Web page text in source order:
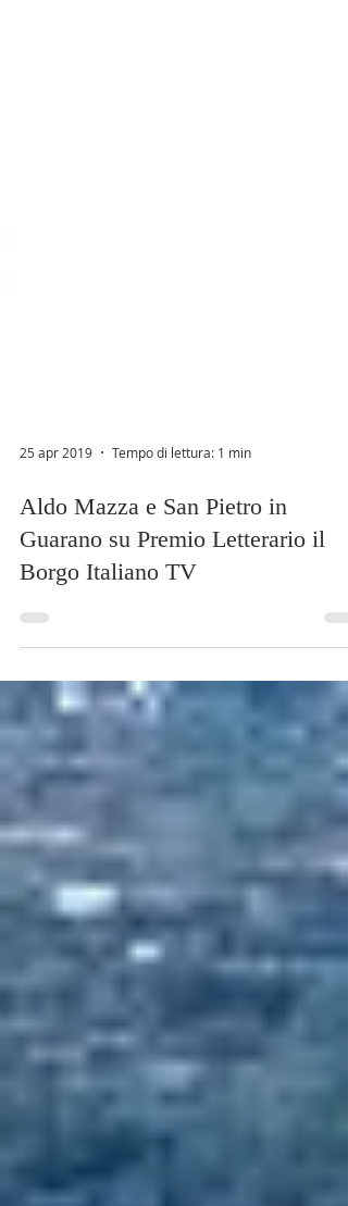
25 apr 2019 Tempo di lettura: 1 min
Aldo Mazza e San Pietro in
Guarano su Premio Letterario il
Borgo Italiano TV